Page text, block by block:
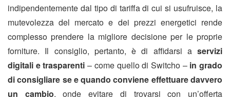
indipendentemente dal tipo di tariffa di cui si usufruisce, la
mutevolezza del mercato e dei prezzi energetici rende
complesso prendere la migliore decisione per le proprie
forniture. Il consiglio, pertanto, è di affidarsi a servizi
digitali e trasparenti – come quello di Switcho – in grado
di consigliare se e quando conviene effettuare davvero
un cambio, onde evitare di trovarsi con un’offerta